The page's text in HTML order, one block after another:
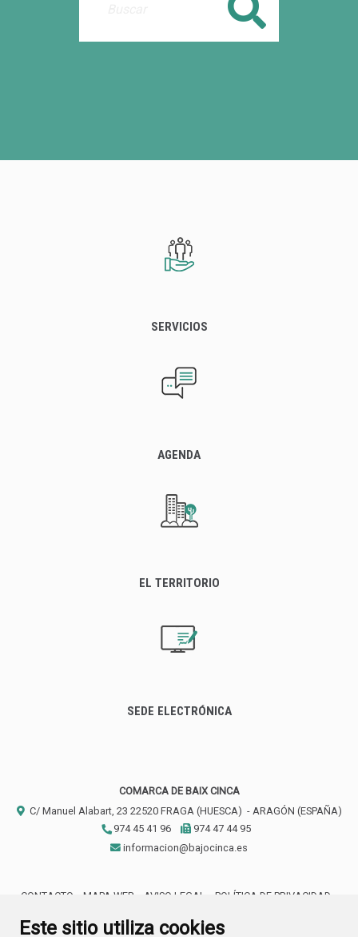
Este sitio utiliza cookies
Buscar
SERVICIOS
AGENDA
EL TERRITORIO
SEDE ELECTRÓNICA
COMARCA DE BAIX CINCA
C/ Manuel Alabart, 23 22520 FRAGA (HUESCA) - ARAGÓN (ESPAÑA)
974 45 41 96
974 47 44 95
informacion@bajocinca.es
CONTACTO MAPA WEB AVISO LEGAL
POLÍTICA DE PRIVACIDAD